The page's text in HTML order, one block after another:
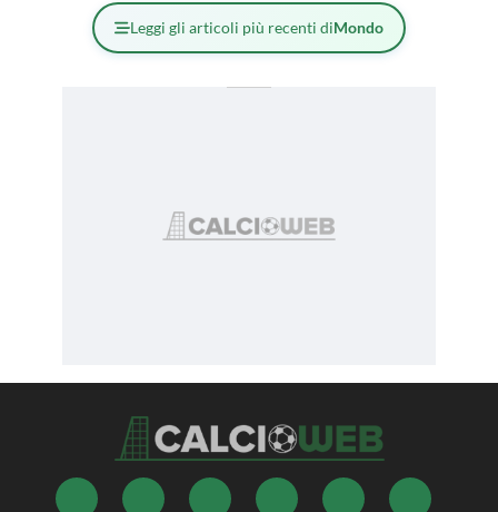
Leggi gli articoli più recenti diMondo